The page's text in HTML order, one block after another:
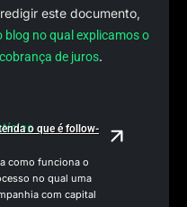
este documento,
no qual explicamos o
de juros.
o que é follow-
como funciona o
no qual uma
com capital